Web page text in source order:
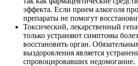
эффекта. Если прием алкоголя
препараты не помогут
Токсический, лекарственный
только устраняют симптомы
восстановить орган.
выздоровления является
спровоцировавших недомогание.